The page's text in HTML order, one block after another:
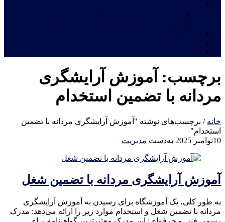
برچسب: آموزش آرایشگری
مردانه با تضمین استخدام
خانه / برچسب‌های نوشته "آموزش آرایشگری مردانه با تضمین
استخدام"
10نوامبر 2025 به‌دست مدیریت
آموزش آرایشگری مردانه با تضمین شغل
به طور کلی، یک آموزشگاه برای رسیدن به آموزش آرایشگری
مردانه با تضمین شغل و استخدام موارد زیر را ارائه می‌دهد: مدرک